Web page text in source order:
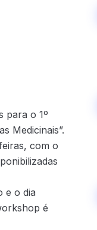
para o 1º
Medicinais”.
com o
e o dia
é